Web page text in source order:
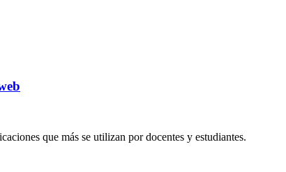
que más se utilizan por docentes y estudiantes.